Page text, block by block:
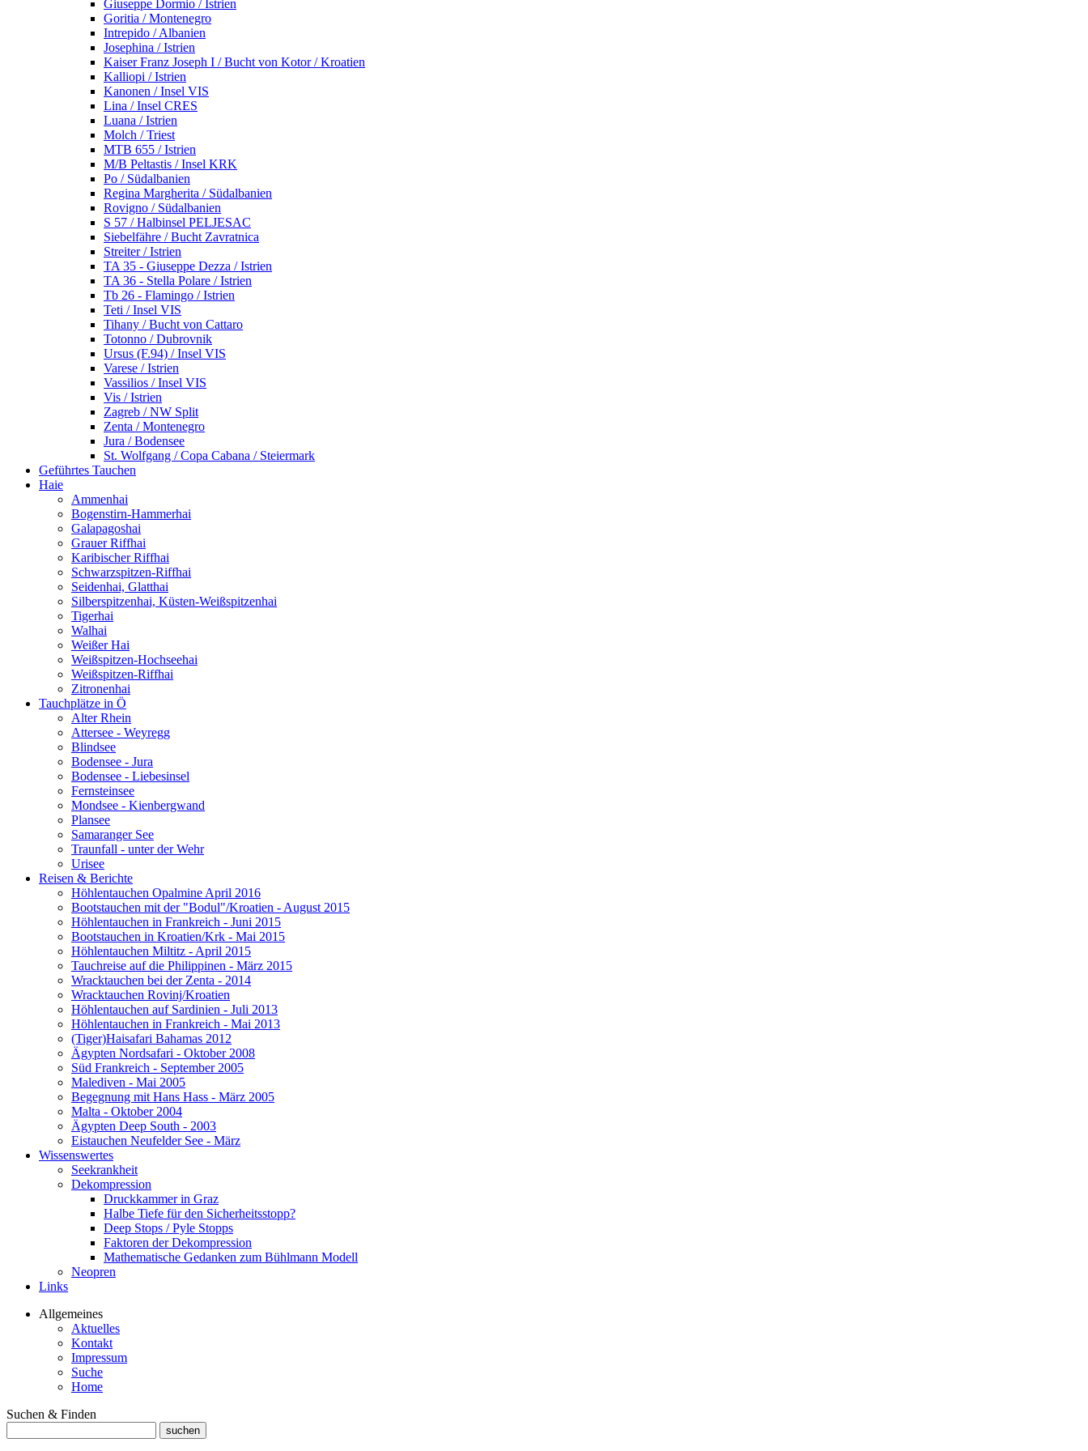
Giuseppe Dormio / Istrien
Goritia / Montenegro
Intrepido / Albanien
Josephina / Istrien
Kaiser Franz Joseph I / Bucht von Kotor / Kroatien
Kalliopi / Istrien
Kanonen / Insel VIS
Lina / Insel CRES
Luana / Istrien
Molch / Triest
MTB 655 / Istrien
M/B Peltastis / Insel KRK
Po / Südalbanien
Regina Margherita / Südalbanien
Rovigno / Südalbanien
S 57 / Halbinsel PELJESAC
Siebelfähre / Bucht Zavratnica
Streiter / Istrien
TA 35 - Giuseppe Dezza / Istrien
TA 36 - Stella Polare / Istrien
Tb 26 - Flamingo / Istrien
Teti / Insel VIS
Tihany / Bucht von Cattaro
Totonno / Dubrovnik
Ursus (F.94) / Insel VIS
Varese / Istrien
Vassilios / Insel VIS
Vis / Istrien
Zagreb / NW Split
Zenta / Montenegro
Jura / Bodensee
St. Wolfgang / Copa Cabana / Steiermark
Geführtes Tauchen
Haie
Ammenhai
Bogenstirn-Hammerhai
Galapagoshai
Grauer Riffhai
Karibischer Riffhai
Schwarzspitzen-Riffhai
Seidenhai, Glatthai
Silberspitzenhai, Küsten-Weißspitzenhai
Tigerhai
Walhai
Weißer Hai
Weißspitzen-Hochseehai
Weißspitzen-Riffhai
Zitronenhai
Tauchplätze in Ö
Alter Rhein
Attersee - Weyregg
Blindsee
Bodensee - Jura
Bodensee - Liebesinsel
Fernsteinsee
Mondsee - Kienbergwand
Plansee
Samaranger See
Traunfall - unter der Wehr
Urisee
Reisen & Berichte
Höhlentauchen Opalmine April 2016
Bootstauchen mit der "Bodul"/Kroatien - August 2015
Höhlentauchen in Frankreich - Juni 2015
Bootstauchen in Kroatien/Krk - Mai 2015
Höhlentauchen Miltitz - April 2015
Tauchreise auf die Philippinen - März 2015
Wracktauchen bei der Zenta - 2014
Wracktauchen Rovinj/Kroatien
Höhlentauchen auf Sardinien - Juli 2013
Höhlentauchen in Frankreich - Mai 2013
(Tiger)Haisafari Bahamas 2012
Ägypten Nordsafari - Oktober 2008
Süd Frankreich - September 2005
Malediven - Mai 2005
Begegnung mit Hans Hass - März 2005
Malta - Oktober 2004
Ägypten Deep South - 2003
Eistauchen Neufelder See - März
Wissenswertes
Seekrankheit
Dekompression
Druckkammer in Graz
Halbe Tiefe für den Sicherheitsstopp?
Deep Stops / Pyle Stopps
Faktoren der Dekompression
Mathematische Gedanken zum Bühlmann Modell
Neopren
Links
Allgemeines
Aktuelles
Kontakt
Impressum
Suche
Home
Suchen & Finden